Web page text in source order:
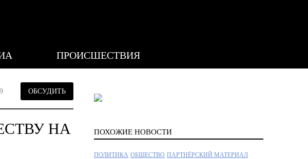
ПРОИСШЕСТВИЯ
ОБСУДИТЬ
НА
ПОХОЖИЕ НОВОСТИ
ПОЛИТИКА ОБЩЕСТВО ПАРТНЁРСКИЙ МАТЕРИАЛ